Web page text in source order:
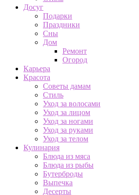
Досуг
Подарки
Праздники
Сны
Дом
Ремонт
Огород
Карьера
Красота
Советы дамам
Стиль
Уход за волосами
Уход за лицом
Уход за ногами
Уход за руками
Уход за телом
Кулинария
Блюда из мяса
Блюда из рыбы
Бутерброды
Выпечка
Десерты